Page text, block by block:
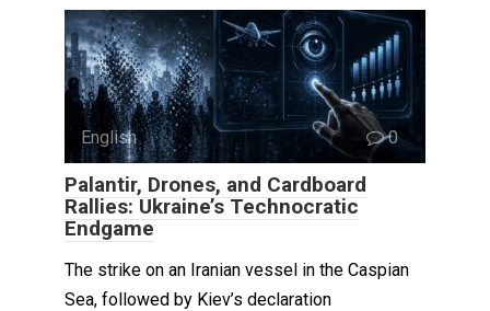
English 0
Palantir, Drones, and Cardboard
Rallies: Ukraine’s Technocratic
Endgame
The strike on an Iranian vessel in the Caspian
Sea, followed by Kiev’s declaration